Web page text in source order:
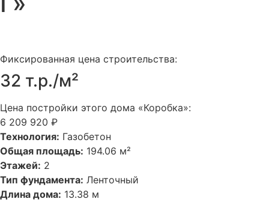
Фиксированная цена строительства:
32 т.р./м²
Цена постройки этого дома «Коробка»:
6 209 920 ₽
Технология: Газобетон
Общая площадь: 194.06 м²
Этажей: 2
Тип фундамента: Ленточный
Длина дома: 13.38 м